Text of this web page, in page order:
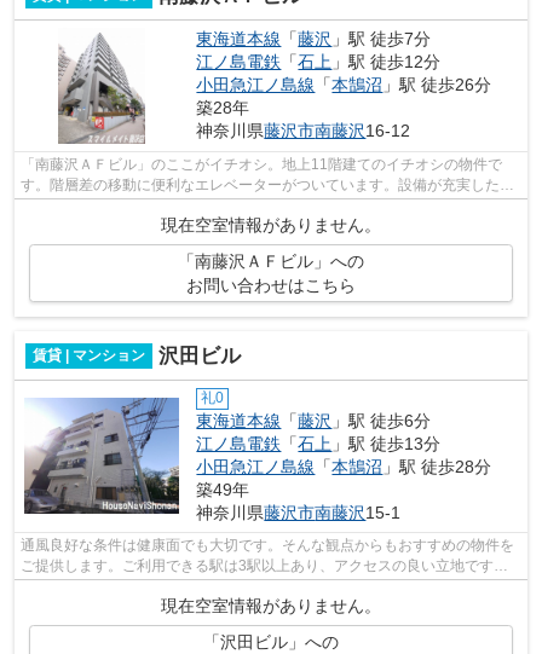
東海道本線 「藤沢 」駅 徒歩7分
江ノ島電鉄 「石上 」駅 徒歩12分
小田急江ノ島線 「本鵠沼 」駅 徒歩26分
築28年
神奈川県藤沢市南藤沢16-12
「南藤沢ＡＦビル」のここがイチオシ。地上11階建てのイチオシの物件で
す。階層差の移動に便利なエレベーターがついています。設備が充実したマ
現在空室情報がありません。
「南藤沢ＡＦビル」への
お問い合わせはこちら
賃貸 | マンション 沢田ビル
礼0
東海道本線 「藤沢 」駅 徒歩6分
江ノ島電鉄 「石上 」駅 徒歩13分
小田急江ノ島線 「本鵠沼 」駅 徒歩28分
築49年
神奈川県藤沢市南藤沢15-1
通風良好な条件は健康面でも大切です。そんな観点からもおすすめの物件を
ご提供します。ご利用できる駅は3駅以上あり、アクセスの良い立地です。
こちらの物件では初期費用をカードでお...
現在空室情報がありません。
「沢田ビル」への